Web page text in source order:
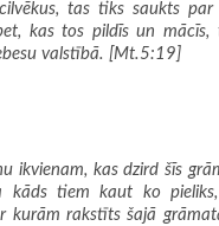
tas tiks saukts par
kas tos pildīs un
valstībā. [Mt.5:19]
ikvienam, kas dzird šīs
kāds tiem kaut ko
kurām rakstīts šajā